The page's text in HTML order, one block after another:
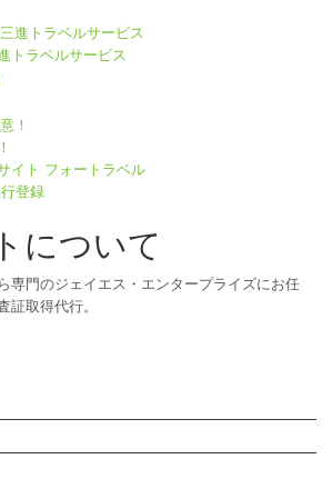
トラベルサービス
イト フォートラベル
登録
について
専門のジェイエス・エンタープライズにお任
取得代行。